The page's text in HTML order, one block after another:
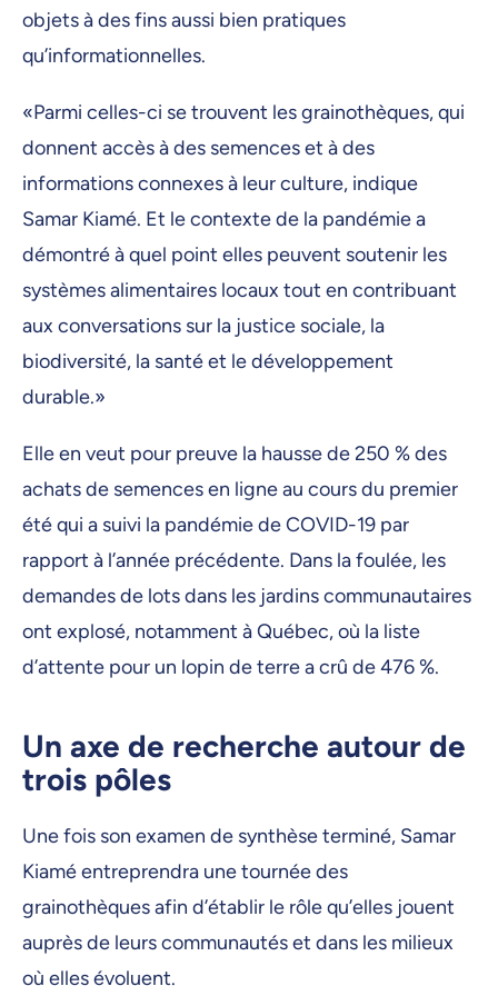
objets à des fins aussi bien pratiques
qu’informationnelles.
«Parmi celles-ci se trouvent les grainothèques, qui
donnent accès à des semences et à des
informations connexes à leur culture, indique
Samar Kiamé. Et le contexte de la pandémie a
démontré à quel point elles peuvent soutenir les
systèmes alimentaires locaux tout en contribuant
aux conversations sur la justice sociale, la
biodiversité, la santé et le développement
durable.»
Elle en veut pour preuve la hausse de 250 % des
achats de semences en ligne au cours du premier
été qui a suivi la pandémie de COVID-19 par
rapport à l’année précédente. Dans la foulée, les
demandes de lots dans les jardins communautaires
ont explosé, notamment à Québec, où la liste
d’attente pour un lopin de terre a crû de 476 %.
Un axe de recherche autour de
trois pôles
Une fois son examen de synthèse terminé, Samar
Kiamé entreprendra une tournée des
grainothèques afin d’établir le rôle qu’elles jouent
auprès de leurs communautés et dans les milieux
où elles évoluent.